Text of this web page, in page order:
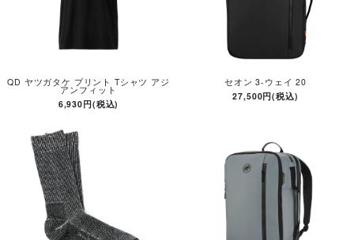
QD ヤツガタケ プリント Tシャツ アジ
アンフィット
6,930円(税込)
セオン 3-ウェイ 20
27,500円(税込)